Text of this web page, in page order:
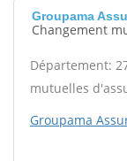
Groupama
Changement
Département:
mutuelles
Groupama